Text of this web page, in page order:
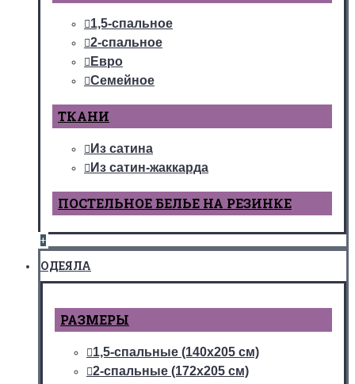
1,5-спальное
2-спальное
Евро
Семейное
ТКАНИ
Из сатина
Из сатин-жаккарда
ПОСТЕЛЬНОЕ БЕЛЬЕ НА РЕЗИНКЕ
+
ОДЕЯЛА
РАЗМЕРЫ
1,5-спальные (140х205 см)
2-спальные (172х205 см)